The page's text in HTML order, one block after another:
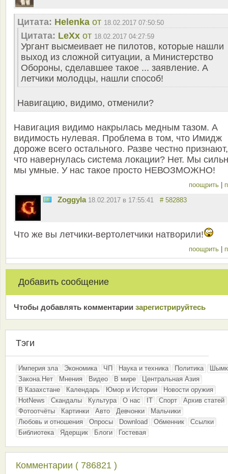
Цитата: Helenka от 18.02.2017 07:50:50
Цитата: LeXx от 18.02.2017 04:27:59
Ургант высмеивает не пилотов, которые нашли
выход из сложной ситуации, а Министерство
Обороны, сделавшее такое ... заявление. А
летчики молодцы, нашли способ!
Навигацию, видимо, отменили?
Навигация видимо накрылась медным тазом. А
видимость нулевая. Проблема в том, что Имидж
дороже всего остального. Разве честно признают,
что навернулась система локации? Нет. Мы
мы умные. У нас такое просто НЕВОЗМОЖНО!
поощрить
Zoggyla 18.02.2017 в 17:55:41 # 582883
Что же вы летчики-вертолетчики натворили!
поощрить
Добавить сообщение
Чтобы добавлять комментарии зарeгиcтрирyйтeсь
Тэги
Империя зла Экономика ЧП Наука и техника Политика
Закона.Нет
Мнения Видео В мире
Центральная Азия
В Казахстане
Календарь Юмор и Истории
Новости оружия
HotNews
Скандалы Культура О нас IT Спорт
Архив статей
Фотоотчёты
Картинки Авто Девчонки
Мальчики
Любовь и отношения
Опросы Download Обменник
Ссылки
Библиотека
Ядерщик Блоги Гостевая
Комментарии ( 786821 )